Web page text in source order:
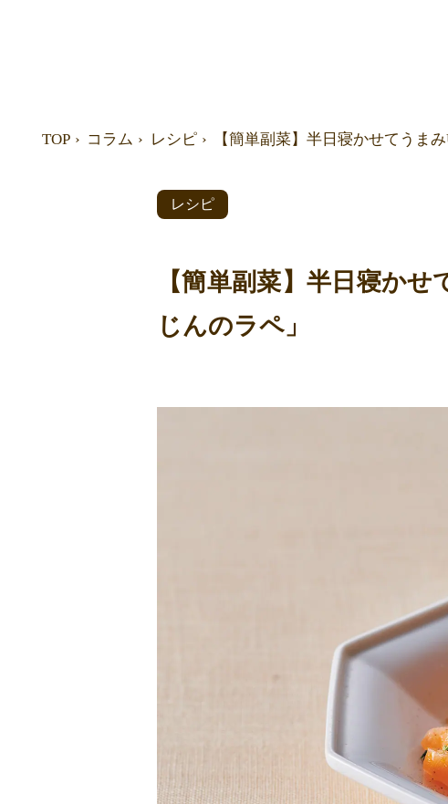
TOP コラム レシピ 【簡単副菜】半日寝かせてうま
レシピ
【簡単副菜】半日寝か
じんのラペ」